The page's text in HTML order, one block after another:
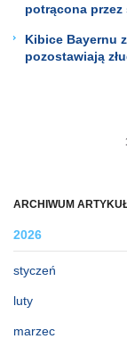
ARCHIWUM
2026
styczeń
luty
marzec
potrącona przez
Kibice Bayernu
pozostawiają